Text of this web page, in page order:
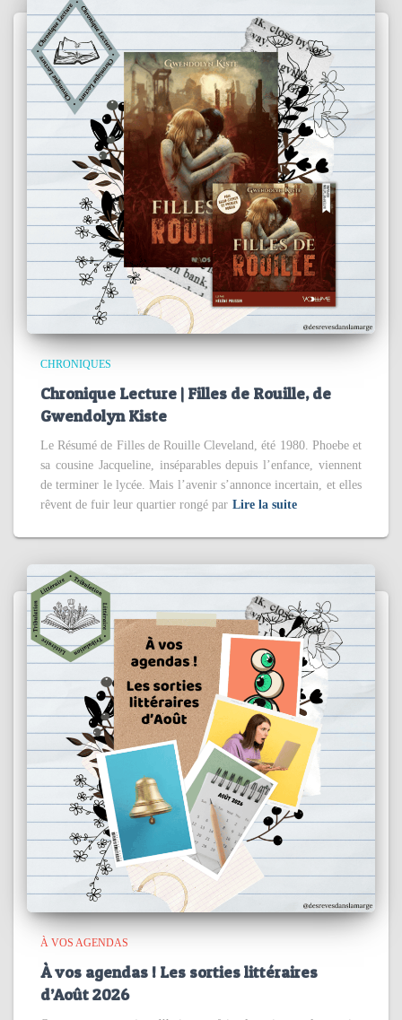
CHRONIQUES
Chronique Lecture | Filles de Rouille, de
Gwendolyn Kiste
Le Résumé de Filles de Rouille Cleveland, été 1980. Phoebe et
sa cousine Jacqueline, inséparables depuis l’enfance, viennent
de terminer le lycée. Mais l’avenir s’annonce incertain, et elles
rêvent de fuir leur quartier rongé par Lire la suite
À VOS AGENDAS
À vos agendas ! Les sorties littéraires
d’Août 2026